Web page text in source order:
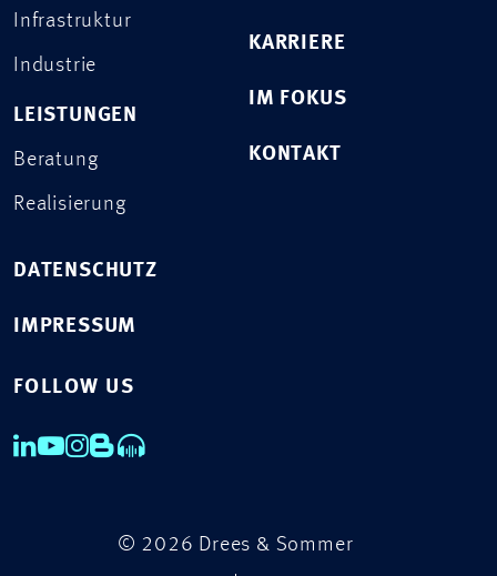
Infrastruktur
Industrie
LEISTUNGEN
Beratung
Realisierung
KARRIERE
IM FOKUS
KONTAKT
DATENSCHUTZ
IMPRESSUM
FOLLOW US
© 2026 Drees & Sommer